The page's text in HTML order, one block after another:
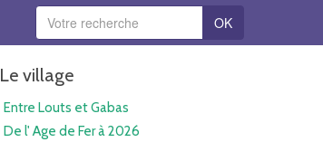
OK
Le village
Entre Louts et Gabas
De l' Age de Fer à 2026